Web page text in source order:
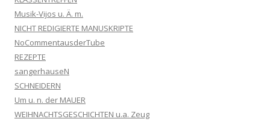
Musik-Vijos u. Ä. m.
NICHT REDIGIERTE MANUSKRIPTE
NoCommentausderTube
REZEPTE
sangerhauseN
SCHNEIDERN
Um u. n. der MAUER
WEIHNACHTSGESCHICHTEN u.a. Zeug